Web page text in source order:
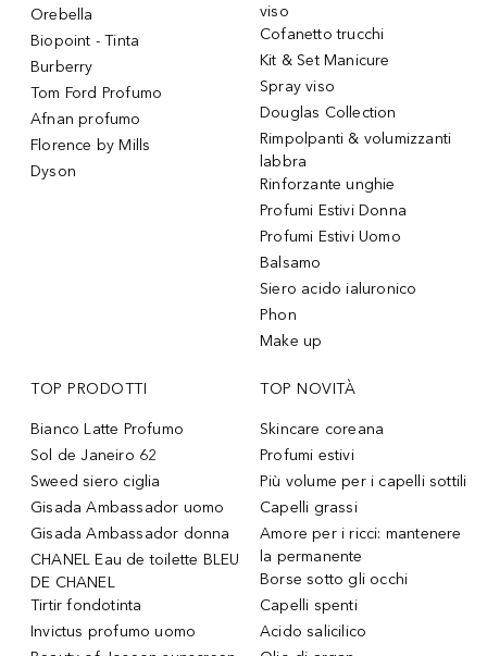
Orebella
Biopoint - Tinta
Burberry
Tom Ford Profumo
Afnan profumo
Florence by Mills
Dyson
viso
Cofanetto trucchi
Kit & Set Manicure
Spray viso
Douglas Collection
Rimpolpanti & volumizzanti
labbra
Rinforzante unghie
Profumi Estivi Donna
Profumi Estivi Uomo
Balsamo
Siero acido ialuronico
Phon
Make up
TOP PRODOTTI
Bianco Latte Profumo
Sol de Janeiro 62
Sweed siero ciglia
Gisada Ambassador uomo
Gisada Ambassador donna
CHANEL Eau de toilette BLEU
DE CHANEL
Tirtir fondotinta
Invictus profumo uomo
TOP NOVITÀ
Skincare coreana
Profumi estivi
Più volume per i capelli sottili
Capelli grassi
Amore per i ricci: mantenere
la permanente
Borse sotto gli occhi
Capelli spenti
Acido salicilico